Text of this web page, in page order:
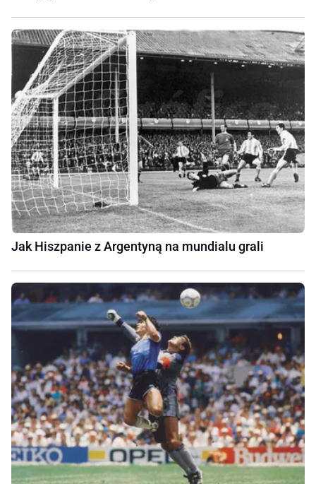
Jak Hiszpanie z Argentyną na mundialu grali